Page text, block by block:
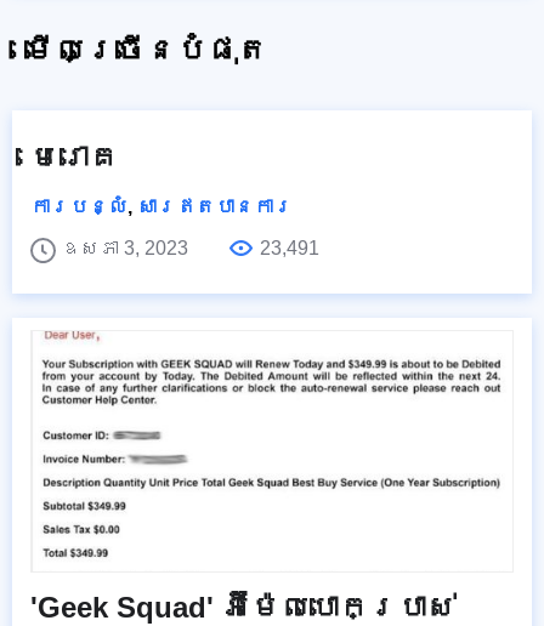
មើលច្រើនបំផុត
មេរោគ
ការបន្លំ, សារឥតបានការ
ឧសភា 3, 2023
23,491
'Geek Squad' អ៊ីម៉ែលបោកប្រាស់